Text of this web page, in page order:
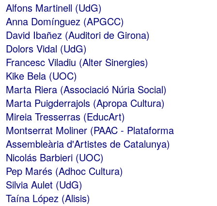
Alfons Martinell (UdG)
Anna Domínguez (APGCC)
David Ibañez (Auditori de Girona)
Dolors Vidal (UdG)
Francesc Viladiu (Alter Sinergies)
Kike Bela (UOC)
Marta Riera (Associació Núria Social)
Marta Puigderrajols (Apropa Cultura)
Mireia Tresserras (EducArt)
Montserrat Moliner (PAAC - Plataforma
Assembleària d'Artistes de Catalunya)
Nicolás Barbieri (UOC)
Pep Marés (Adhoc Cultura)
Silvia Aulet (UdG)
Taína López (Alisis)